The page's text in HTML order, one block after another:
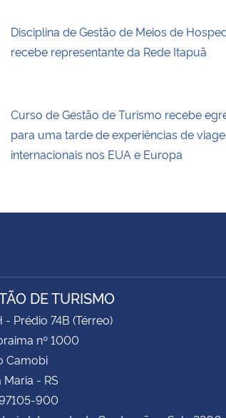
Disciplina de Gestão de Meios de
recebe representante da Rede Itapuã
Curso de Gestão de Turismo recebe
para uma tarde de experiências de
internacionais nos EUA e Europa
DE TURISMO
- Prédio 74B (Térreo)
nº 1000
Camobi
Maria - RS
900